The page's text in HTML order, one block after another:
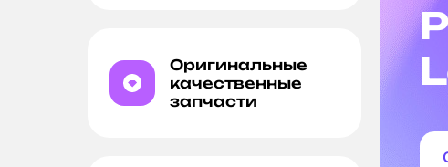
Оригинальные
качественные
запчасти